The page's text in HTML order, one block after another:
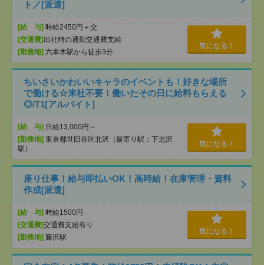
ト／[派遣]
[給 与] 時給2450円＋交
[交通費]出社時の通勤交通費支給
[勤務地] 六本木駅から徒歩3分
気になる！
ちいさいかわいいキャラのイベントも！好きな場所
で働ける☆来社不要！働いたその日に給料もらえる
◎/T1[アルバイト]
[給 与] 日給13,000円～
[勤務地] 東京都世田谷区北沢（最寄り駅：下北沢
駅）
気になる！
座り仕事！給与即払いOK！高時給！在庫管理・資料
作成[派遣]
[給 与] 時給1500円
[交通費]交通費支給有り
[勤務地] 藤沢駅
気になる！